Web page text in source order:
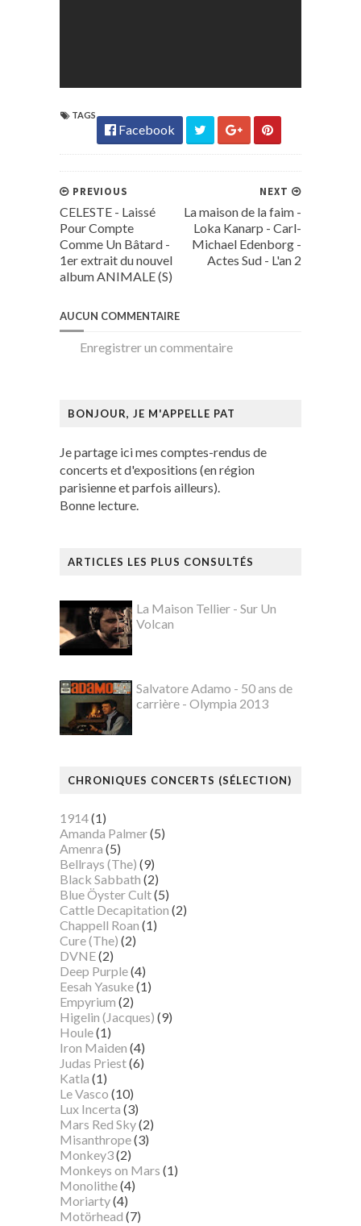
TAGS
Facebook
NEXT
La maison de la faim -
Loka Kanarp - Carl-
Michael Edenborg -
Actes Sud - L'an 2
PREVIOUS
CELESTE - Laissé
Pour Compte
Comme Un Bâtard -
1er extrait du nouvel
album ANIMALE (S)
AUCUN COMMENTAIRE
Enregistrer un commentaire
BONJOUR, JE M'APPELLE PAT
Je partage ici mes comptes-rendus de
concerts et d'expositions (en région
parisienne et parfois ailleurs).
Bonne lecture.
ARTICLES LES PLUS CONSULTÉS
La Maison Tellier - Sur Un
Volcan
Salvatore Adamo - 50 ans de
carrière - Olympia 2013
CHRONIQUES CONCERTS (SÉLECTION)
1914(1)
Amanda Palmer(5)
Amenra (5)
Bellrays (The) (9)
Black Sabbath (2)
Blue Öyster Cult(5)
Cattle Decapitation (2)
Chappell Roan (1)
Cure (The) (2)
DVNE(2)
Deep Purple(4)
Eesah Yasuke(1)
Empyrium (2)
Higelin (Jacques) (9)
Houle(1)
Iron Maiden (4)
Judas Priest(6)
Katla (1)
Le Vasco (10)
Lux Incerta (3)
Mars Red Sky(2)
Misanthrope(3)
Monkey3(2)
Monkeys on Mars (1)
Monolithe(4)
Moriarty(4)
Motörhead (7)